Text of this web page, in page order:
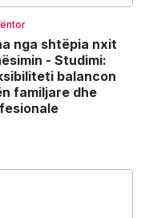
nga shtëpia nxit
- Studimi:
balancon
familjare dhe